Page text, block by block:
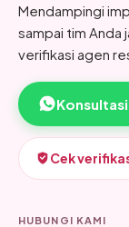
Mendampingi
sampai tim Anda
verifikasi agen
Cek
HUBUNGI KAMI